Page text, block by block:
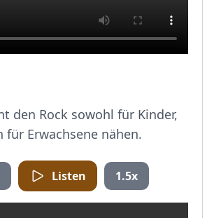
den Rock sowohl für Kinder,
für Erwachsene nähen.
Listen 1.5x